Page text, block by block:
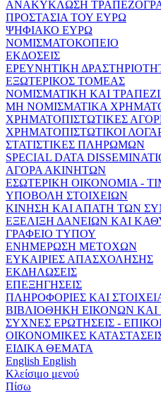
ΑΝΑΚΥΚΛΩΣΗ
ΠΡΟΣΤΑΣΙΑ ΤΟΥ ΕΥΡΩ
ΨΗΦΙΑΚΟ ΕΥΡΩ
ΝΟΜΙΣΜΑΤΟΚΟΠΕΙΟ
ΕΚΔΟΣΕΙΣ
ΕΡΕΥΝΗΤΙΚΗ
ΕΞΩΤΕΡΙΚΟΣ ΤΟΜΕΑΣ
ΝΟΜΙΣΜΑΤΙΚΗ ΚΑΙ
ΜΗ ΝΟΜΙΣΜΑΤΙΚΑ
ΧΡΗΜΑΤΟΠΙΣΤΩΤΙΚΕΣ
ΧΡΗΜΑΤΟΠΙΣΤΩΤΙΚΟΙ
ΣΤΑΤΙΣΤΙΚΕΣ ΠΛΗΡΩΜΩΝ
SPECIAL DATA
ΑΓΟΡΑ ΑΚΙΝΗΤΩΝ
ΕΣΩΤΕΡΙΚΗ ΟΙΚΟΝΟΜΙΑ -
ΥΠΟΒΟΛΗ ΣΤΟΙΧΕΙΩΝ
ΚΙΝΗΣΗ ΚΑΙ ΑΠΑΤΗ ΤΩΝ
ΕΞΕΛΙΞΗ ΔΑΝΕΙΩΝ ΚΑΙ
ΓΡΑΦΕΙΟ ΤΥΠΟΥ
ΕΝΗΜΕΡΩΣΗ ΜΕΤΟΧΩΝ
ΕΥΚΑΙΡΙΕΣ ΑΠΑΣΧΟΛΗΣΗΣ
ΕΚΔΗΛΩΣΕΙΣ
ΕΠΕΞΗΓΗΣΕΙΣ
ΠΛΗΡΟΦΟΡΙΕΣ ΚΑΙ
ΒΙΒΛΙΟΘΗΚΗ ΕΙΚΟΝΩΝ ΚΑΙ
ΣΥΧΝΕΣ ΕΡΩΤΗΣΕΙΣ -
ΟΙΚΟΝΟΜΙΚΕΣ
ΕΙΔΙΚΑ ΘΕΜΑΤΑ
English English
Κλείσιμο μενού
Πίσω